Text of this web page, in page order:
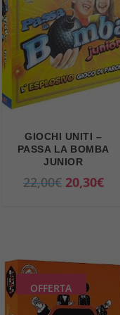
GIOCHI UNITI –
PASSA LA BOMBA
JUNIOR
22,00€ I
e
z
z
20,30€I
OFFERTA